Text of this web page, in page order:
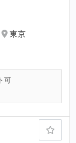
東京
可